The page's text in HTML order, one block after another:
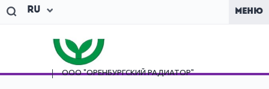
Ru МЕНЮ
ООО "ОРЕНБУРГСКИЙРАДИАТОР"